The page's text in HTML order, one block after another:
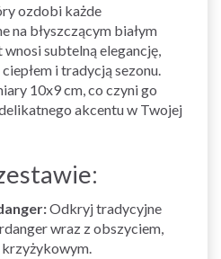
ozdobi każde
na błyszczącym białym
subtelną elegancję,
i tradycją sezonu.
10x9 cm, co czyni go
akcentu w Twojej
Odkryj tradycyjne
wraz z obszyciem,